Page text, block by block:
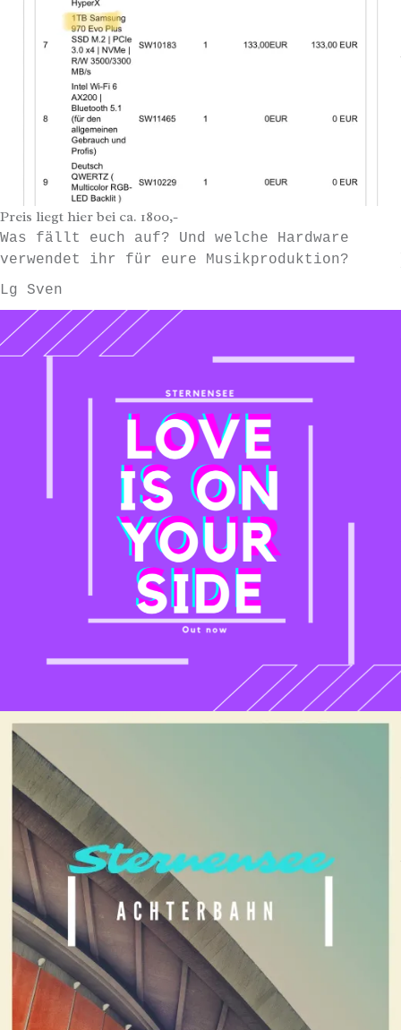
Preis liegt hier bei ca. 1800,-
Was fällt euch auf? Und welche Hardware
verwendet ihr für eure Musikproduktion?
Lg Sven